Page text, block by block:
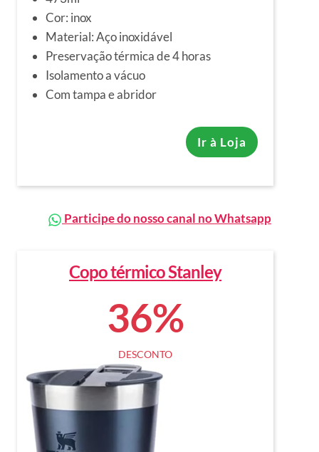
Cor: inox
Material: Aço inoxidável
Preservação térmica de 4 horas
Isolamento a vácuo
Com tampa e abridor
Ir à Loja
Participe do nosso canal no Whatsapp
Copo térmico Stanley
36%
DESCONTO